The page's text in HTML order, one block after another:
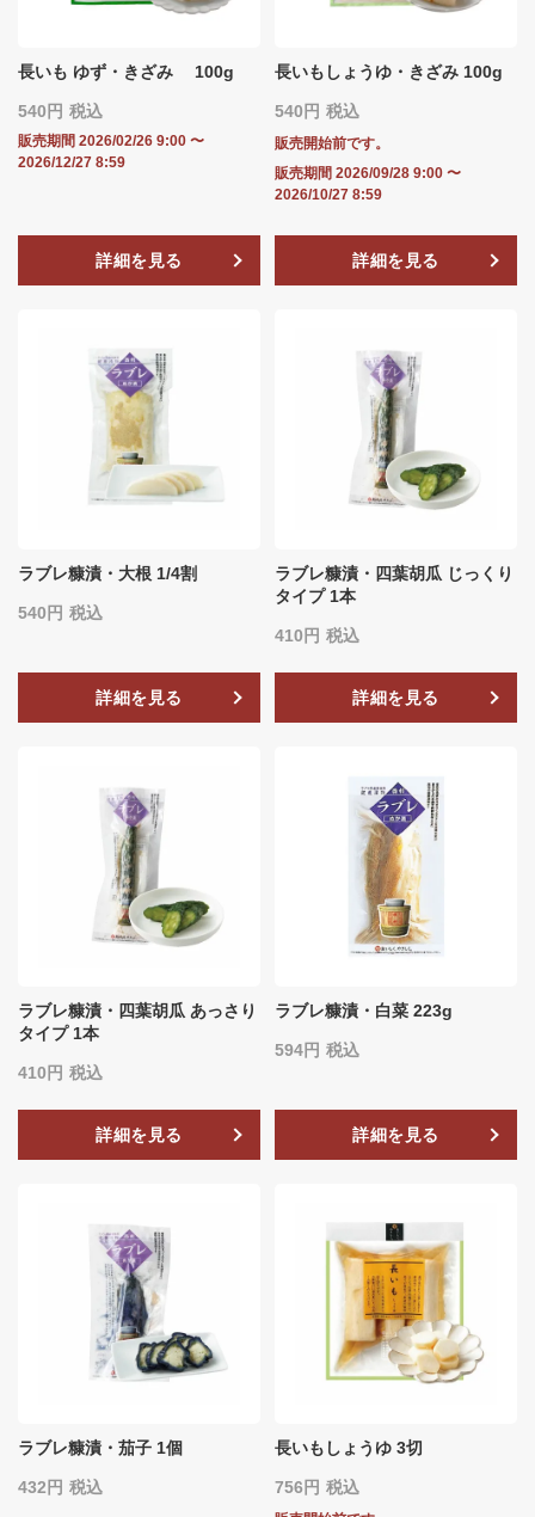
長いも ゆず・きざみ 100g
540 税込
販売期間 2026/02/26 9:00 〜
2026/12/27 8:59
詳細を見る
長いもしょうゆ・きざみ 100g
540 税込
販売開始前です。
販売期間 2026/09/28 9:00 〜
2026/10/27 8:59
詳細を見る
ラブレ糠漬・大根 1/4割
540 税込
詳細を見る
ラブレ糠漬・四葉胡瓜 じっくり
タイプ 1本
410 税込
詳細を見る
ラブレ糠漬・四葉胡瓜 あっさり
タイプ 1本
410 税込
詳細を見る
ラブレ糠漬・白菜 223g
594 税込
詳細を見る
ラブレ糠漬・茄子 1個
432 税込
長いもしょうゆ 3切
756 税込